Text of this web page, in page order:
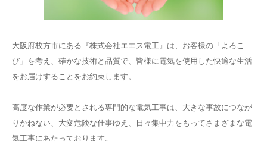
大阪府枚方市にある『株式会社エエス電工』は、お客様の「よろこ
び」を考え、確かな技術と品質で、皆様に電気を使用した快適な生活
をお届けすることをお約束します。
高度な作業が必要とされる専門的な電気工事は、大きな事故につなが
りかねない、大変危険な仕事ゆえ、日々集中力をもってさまざまな電
気工事にあたっております。